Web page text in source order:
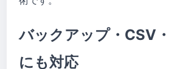
バックアップ・CSV
にも対応